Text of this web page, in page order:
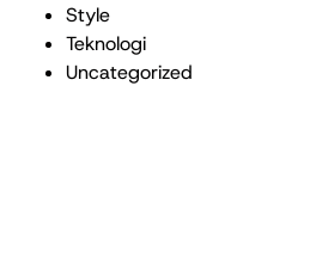
Style
Teknologi
Uncategorized